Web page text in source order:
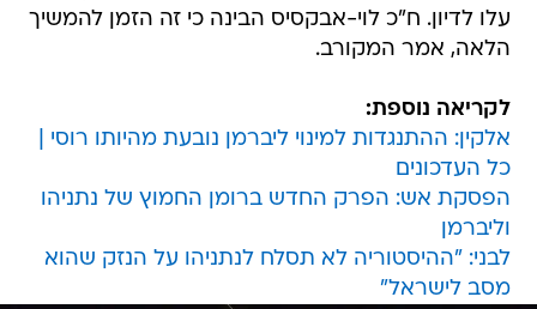
עלו לדיון. ח"כ לוי-אבקסיס הבינה כי זה הזמן להמשיך
הלאה, אמר המקורב.
לקריאה נוספת:
אלקין: ההתנגדות למינוי ליברמן נובעת מהיותו רוסי |
כל העדכונים
הפסקת אש: הפרק החדש ברומן החמוץ של נתניהו
וליברמן
לבני: "ההיסטוריה לא תסלח לנתניהו על הנזק שהוא
מסב לישראל"